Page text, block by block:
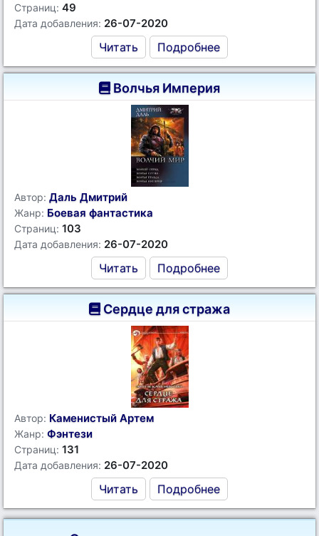
Страниц: 49
Дата добавления: 26-07-2020
Читать Подробнее
Волчья Империя
Автор: Даль Дмитрий
Жанр: Боевая фантастика
Страниц: 103
Дата добавления: 26-07-2020
Читать Подробнее
Сердце для стража
Автор: Каменистый Артем
Жанр: Фэнтези
Страниц: 131
Дата добавления: 26-07-2020
Читать Подробнее